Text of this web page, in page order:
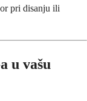
pri disanju ili
u vašu